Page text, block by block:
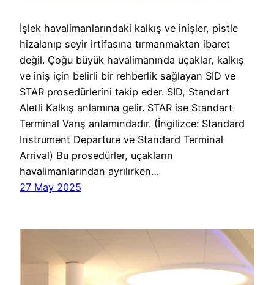
İşlek havalimanlarındaki kalkış ve inişler, pistle
hizalanıp seyir irtifasına tırmanmaktan ibaret
değil. Çoğu büyük havalimanında uçaklar, kalkış
ve iniş için belirli bir rehberlik sağlayan SID ve
STAR prosedürlerini takip eder. SID, Standart
Aletli Kalkış anlamına gelir. STAR ise Standart
Terminal Varış anlamındadır. (İngilizce: Standard
Instrument Departure ve Standard Terminal
Arrival) Bu prosedürler, uçakların
havalimanlarından ayrılırken…
27 May 2025